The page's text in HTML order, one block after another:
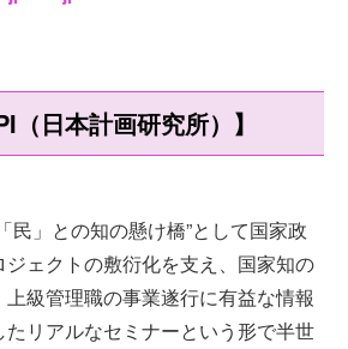
（日本計画研究所）】
民」との知の懸け橋”として国家政
ェクトの敷衍化を支え、国家知の
級管理職の事業遂行に有益な情報
たリアルなセミナーという形で半世